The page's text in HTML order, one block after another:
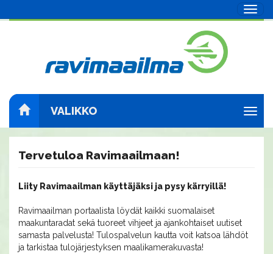
VALIKKO
Tervetuloa Ravimaailmaan!
Liity Ravimaailman käyttäjäksi ja pysy kärryillä!
Ravimaailman portaalista löydät kaikki suomalaiset
maakuntaradat sekä tuoreet vihjeet ja ajankohtaiset uutiset
samasta palvelusta! Tulospalvelun kautta voit katsoa lähdöt
ja tarkistaa tulojärjestyksen maalikamerakuvasta!